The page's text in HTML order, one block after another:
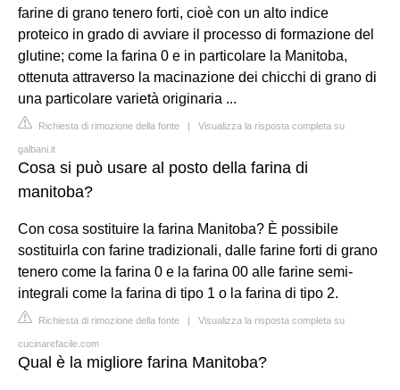
farine di grano tenero forti, cioè con un alto indice
proteico in grado di avviare il processo di formazione del
glutine; come la farina 0 e in particolare la Manitoba,
ottenuta attraverso la macinazione dei chicchi di grano di
una particolare varietà originaria ...
Richiesta di rimozione della fonte | Visualizza la risposta completa su
galbani.it
Cosa si può usare al posto della farina di
manitoba?
Con cosa sostituire la farina Manitoba? È possibile
sostituirla con farine tradizionali, dalle farine forti di grano
tenero come la farina 0 e la farina 00 alle farine semi-
integrali come la farina di tipo 1 o la farina di tipo 2.
Richiesta di rimozione della fonte | Visualizza la risposta completa su
cucinarefacile.com
Qual è la migliore farina Manitoba?